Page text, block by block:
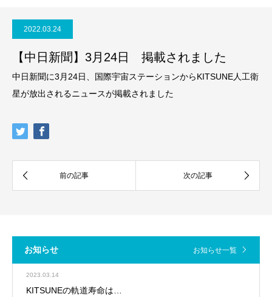
2022.03.24
【中日新聞】3月24日 掲載されました
中日新聞に3月24日、国際宇宙ステーションからKITSUNE人工衛
星が放出されるニュースが掲載されました
お知らせ お知らせ一覧
2023.03.14
KITSUNEの軌道寿命は…